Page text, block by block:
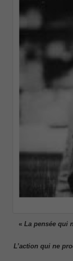
« La pensée qui
L’action qui ne